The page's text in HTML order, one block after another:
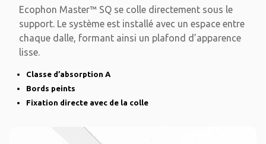
Ecophon Master™ SQ se colle directement sous le
support. Le système est installé avec un espace entre
chaque dalle, formant ainsi un plafond d’apparence
lisse.
Classe d’absorption A
Bords peints
Fixation directe avec de la colle